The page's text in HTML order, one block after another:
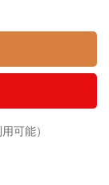
可能）